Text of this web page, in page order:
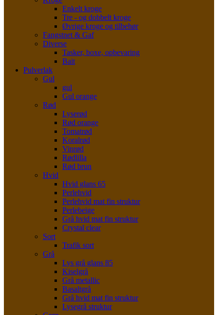
Enkelt kroge
Tre - og dobbelt kroge
Øvrige kroge og tilbehør
Fangstnet & Gaf
Diverse
Tasker, boxe, opbevaring
Bait
Pulverlak
Gul
gul
Gul orange
Rød
Lyserød
Rød orange
Tomatrød
Koralrød
Vinrød
Rødlilla
Rød brun
Hvid
Hvid glans 65
Perlehvid
Perlehvid mat fin struktur
Perlebeige
Grå hvid mat fin struktur
Crystal clear
Sort
Trafik sort
Grå
Lys grå glans 85
Kiselgrå
Grå metallic
Basaltgrå
Grå hvid mat fin struktur
Lysegrå struktur